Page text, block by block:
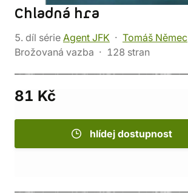
Chladná hra
5. díl série Agent JFK Tomáš Němec
Brožovaná vazba
128 stran
81 Kč
hlídej dostupnost